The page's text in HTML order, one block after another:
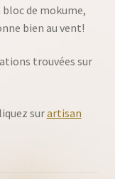
de mokume,
bien au vent!
trouvées sur
surartisan